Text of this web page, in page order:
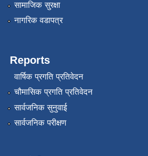
सामाजिक सुरक्षा
नागरिक वडापत्र
Reports
वार्षिक प्रगति प्रतिवेदन
चौमासिक प्रगति प्रतिवेदन
सार्वजनिक सुनुवाई
सार्वजनिक परीक्षण